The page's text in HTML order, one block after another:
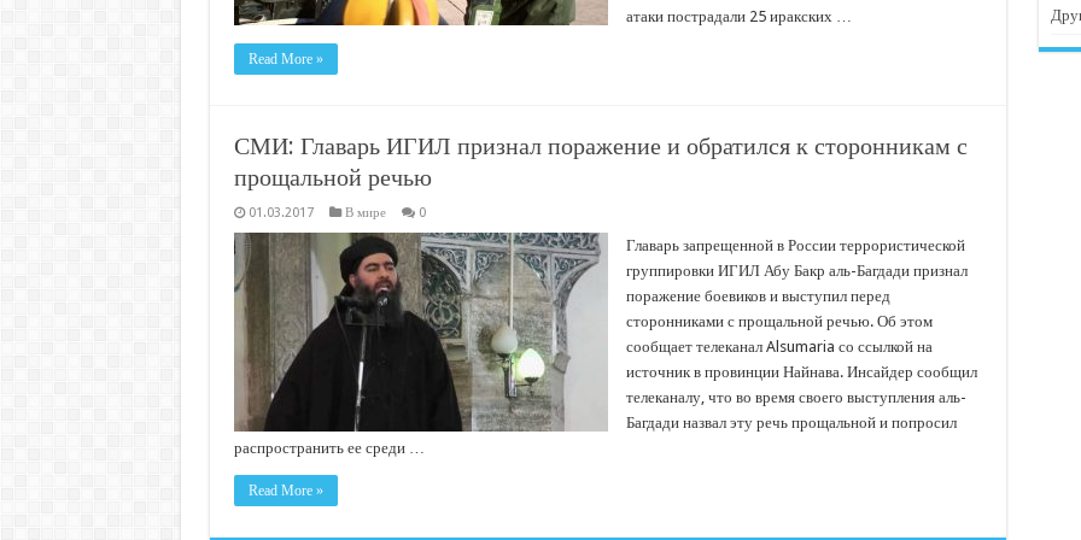
атаки пострадали 25 иракских …
Read More »
СМИ: Главарь ИГИЛ признал поражение и обратился к сторонникам с
прощальной речью
01.03.2017 В мире 0
Главарь запрещенной в России террористической
группировки ИГИЛ Абу Бакр аль-Багдади признал
поражение боевиков и выступил перед
сторонниками с прощальной речью. Об этом
сообщает телеканал Alsumaria со ссылкой на
источник в провинции Найнава. Инсайдер сообщил
телеканалу, что во время своего выступления аль-
Багдади назвал эту речь прощальной и попросил
распространить ее среди …
Read More »